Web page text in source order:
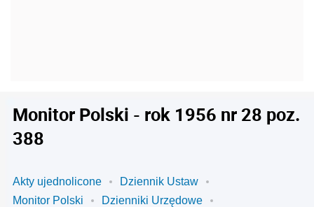
Monitor Polski - rok 1956 nr 28 poz.
388
Akty ujednolicone
Dziennik Ustaw
Monitor Polski
Dzienniki Urzędowe